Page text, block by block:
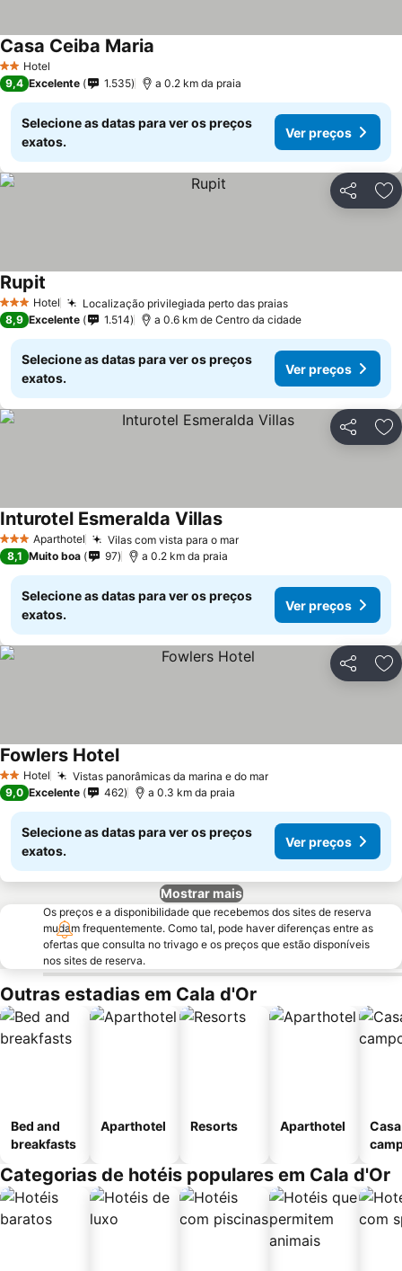
2 Estrelas
Hotel
Casa Ceiba Maria
9,4 Excelente 1.535 a 0.2 km da praia
Selecione as datas para ver os preços
exatos.
Ver preços
Partilhar
3 EstrelasHotel Localização privilegiada perto das praias
Rupit
8,9 Excelente 1.514 a 0.6 km de Centro da cidade
Selecione as datas para ver os preços
exatos.
Ver preços
Partilhar
3 EstrelasAparthotel Vilas com vista para o mar
Inturotel Esmeralda Villas
8,1 Muito boa 97 a 0.2 km da praia
Selecione as datas para ver os preços
exatos.
Ver preços
Partilhar
2 Estrelas
Hotel Vistas panorâmicas da marina e do mar
Fowlers Hotel
9,0 Excelente 462 a 0.3 km da praia
Selecione as datas para ver os preços
exatos.
Ver preços
Mostrar mais
Os preços e a disponibilidade que recebemos dos sites de reserva
mudam frequentemente. Como tal, pode haver diferenças entre as
ofertas que consulta no trivago e os preços que estão disponíveis
nos sites de reserva.
Outras estadias em Cala d'Or
Bed and
breakfasts
Aparthotel Resorts Aparthotel
Categorias de hotéis populares em Cala d'Or